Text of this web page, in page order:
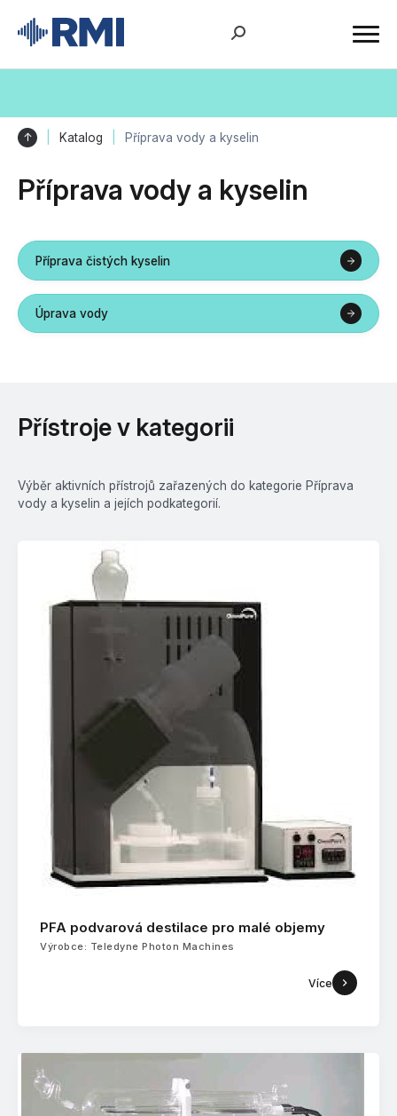
↑ Katalog Příprava vody a kyselin
Příprava vody a kyselin
Příprava čistých kyselin
Úprava vody
Přístroje v kategorii
Výběr aktivních přístrojů zařazených do kategorie Příprava
vody a kyselin a jejích podkategorií.
PFA podvarová destilace pro malé objemy
Výrobce: Teledyne Photon Machines
Více